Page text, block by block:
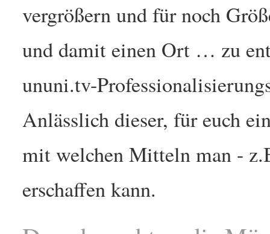
vergrößern und für noch
und damit einen Ort … zu
ununi.tv-
Anlässlich dieser, für euch
mit welchen Mitteln man -
erschaffen kann.